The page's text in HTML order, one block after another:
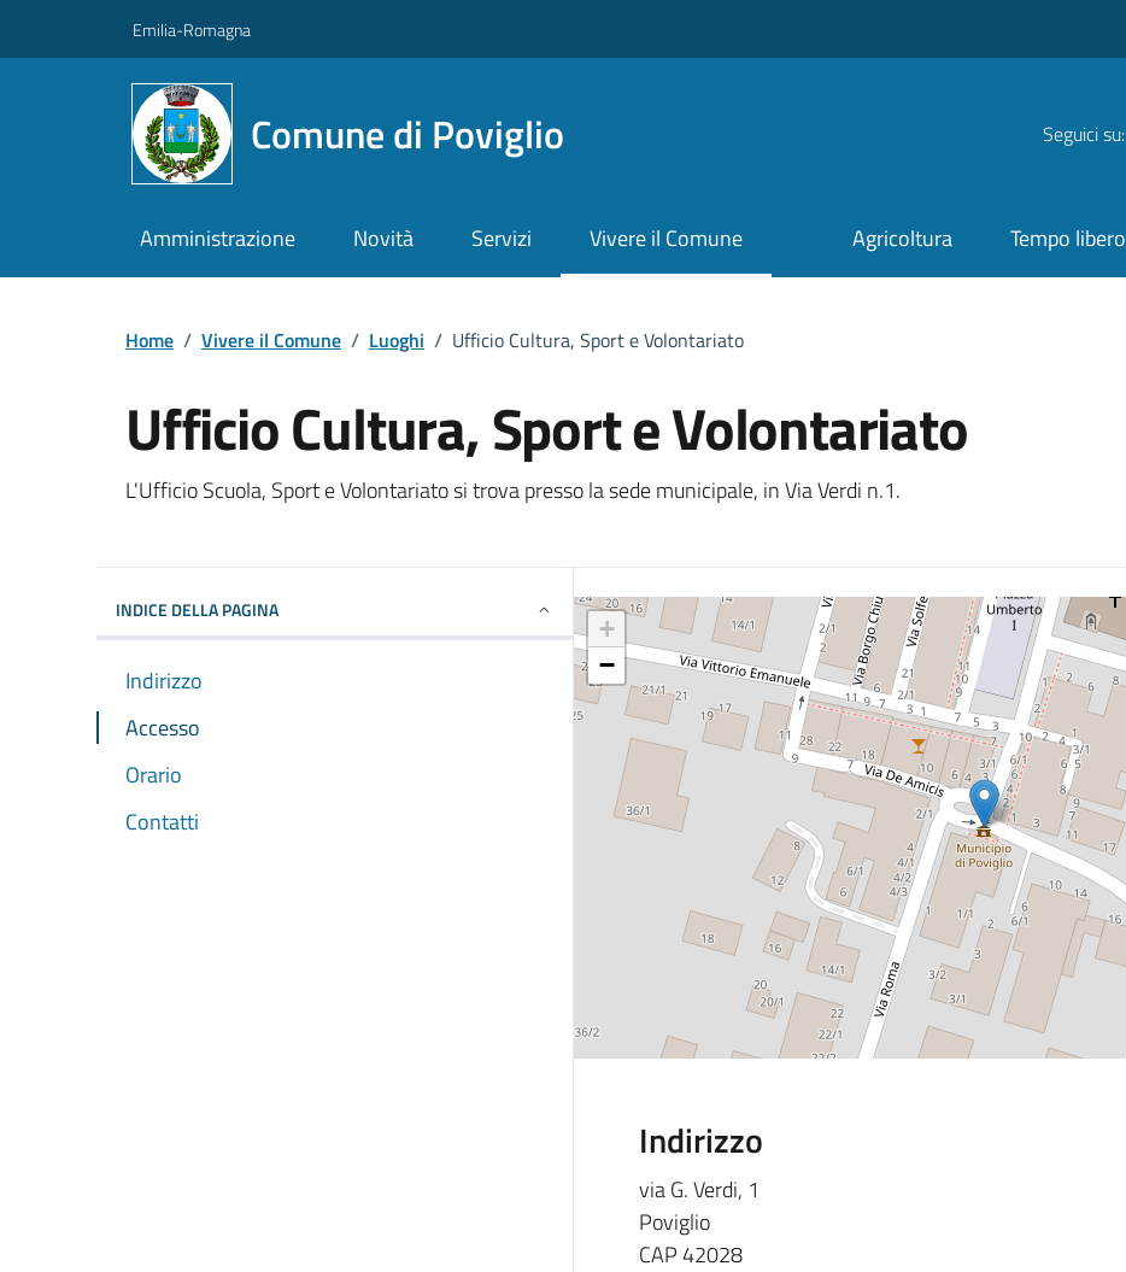
Emilia-Romagna
Comune di Poviglio Seguici su:
Amministrazione Novità Servizi Vivere il Comune Agricoltura Tempo libero
Home / Vivere il Comune / Luoghi / Ufficio Cultura, Sport e Volontariato
Ufficio Cultura, Sport e Volontariato
Descrizione
L'Ufficio Scuola, Sport e Volontariato si trova presso la sede municipale, in Via Verdi n.1.
INDICE DELLA PAGINA
Indirizzo
Accesso
Orario
Contatti
Mappa
+
−
Indirizzo
via G. Verdi, 1
Poviglio
CAP 42028